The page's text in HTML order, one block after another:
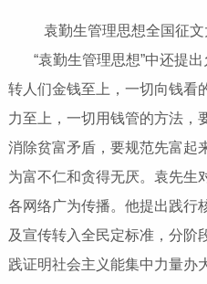
袁勤生管理思想全国征文
“袁勤生管理思想”中还提
转人们金钱至上，一切向钱看
力至上，一切用钱管的方法，
消除贫富矛盾，要规范先富起
为富不仁和贪得无厌。袁先生
各网络广为传播。他提出践行
及宣传转入全民定标准，分阶
践证明社会主义能集中力量办